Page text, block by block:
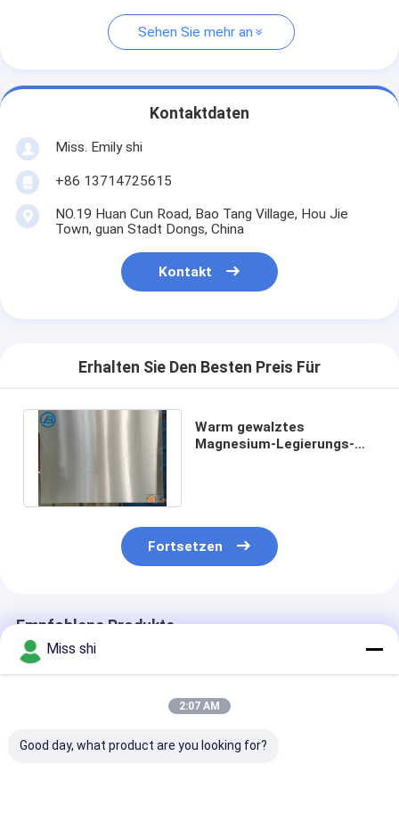
Sehen Sie mehr an
Kontaktdaten
Miss. Emily shi
+86 13714725615
NO.19 Huan Cun Road, Bao Tang Village, Hou Jie
Town, guan Stadt Dongs, China
Kontakt
Erhalten Sie Den Besten Preis Für
Warm gewalztes
Magnesium-Legierungs-
Fortsetzen
Empfohlene Produkte
Miss shi
2:07 AM
Good day, what product are you looking for?